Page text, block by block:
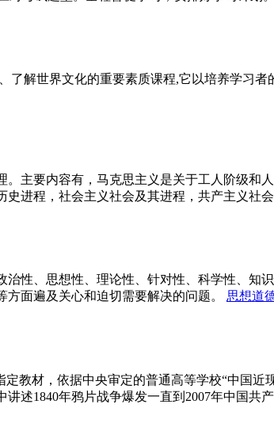
了解世界文化的重要素质课程,它以培养学习
主要内容有，马克思主义是关于工人阶级和
进程，社会主义社会及其进程，共产主义社会
治性、思想性、理论性、针对性、科学性、
面遍及关心和迫切需要解决的问题。
思想道
教材，依据中央审定的普通高等学校“中国
述1840年鸦片战争爆发一直到2007年中国共